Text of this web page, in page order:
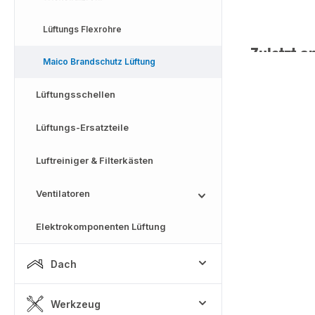
Lüftungs Flexrohre
Maico Brandschutz Lüftung
Lüftungsschellen
Lüftungs-Ersatzteile
Luftreiniger & Filterkästen
Ventilatoren
Elektrokomponenten Lüftung
Dach
Werkzeug
Zuletzt